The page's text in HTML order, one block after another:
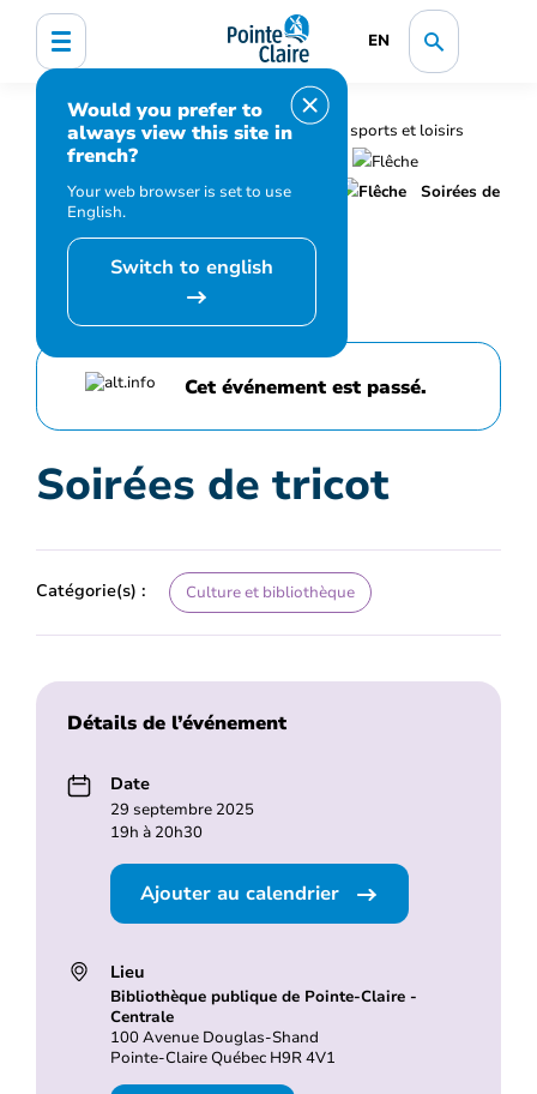
EN
Would you prefer to
always view this site in
french?
Your web browser is set to use
English.
Switch to english
Accueil
Bibliothèque, culture, sports et loisirs
Programmation et inscription
Calendrier des événements et activités
Soirées de
tricot
Cet événement est passé.
Soirées de tricot
Catégorie(s) : Culture et bibliothèque
Détails de l’événement
Date
29 septembre 2025
19h à 20h30
Ajouter au calendrier
Lieu
Bibliothèque publique de Pointe-Claire -
Centrale
100 Avenue Douglas-Shand
Pointe-Claire Québec H9R 4V1